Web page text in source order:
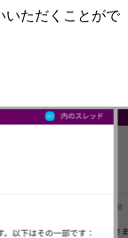
いただくことがで